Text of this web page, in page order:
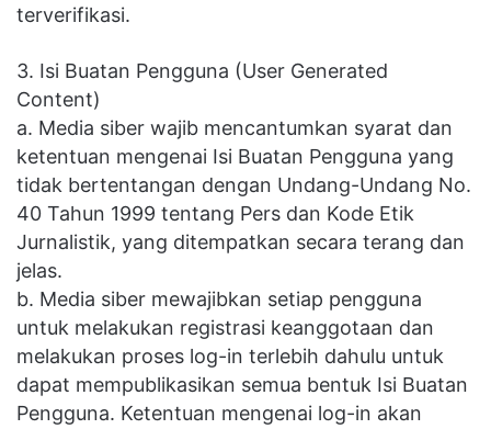
terverifikasi.
3. Isi Buatan Pengguna (User Generated
Content)
a. Media siber wajib mencantumkan syarat dan
ketentuan mengenai Isi Buatan Pengguna yang
tidak bertentangan dengan Undang-Undang No.
40 Tahun 1999 tentang Pers dan Kode Etik
Jurnalistik, yang ditempatkan secara terang dan
jelas.
b. Media siber mewajibkan setiap pengguna
untuk melakukan registrasi keanggotaan dan
melakukan proses log-in terlebih dahulu untuk
dapat mempublikasikan semua bentuk Isi Buatan
Pengguna. Ketentuan mengenai log-in akan